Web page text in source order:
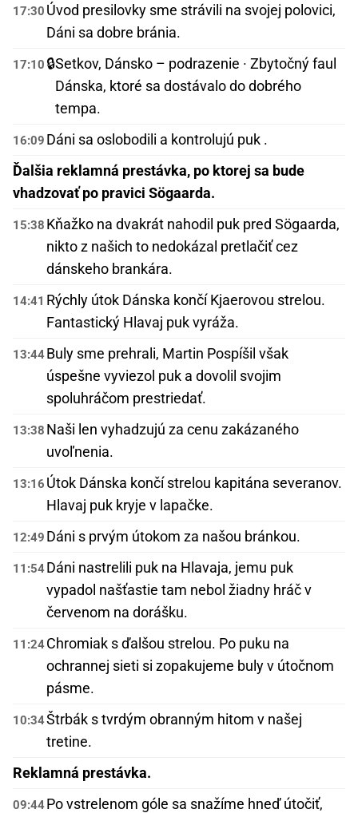
17:30 Úvod presilovky sme strávili na svojej polovici,
Dáni sa dobre bránia.
17:10 🔒Setkov, Dánsko – podrazenie · Zbytočný faul
Dánska, ktoré sa dostávalo do dobrého
tempa.
16:09 Dáni sa oslobodili a kontrolujú puk .
Ďalšia reklamná prestávka, po ktorej sa bude
vhadzovať po pravici Sögaarda.
15:38 Kňažko na dvakrát nahodil puk pred Sögaarda,
nikto z našich to nedokázal pretlačiť cez
dánskeho brankára.
14:41 Rýchly útok Dánska končí Kjaerovou strelou.
Fantastický Hlavaj puk vyráža.
13:44Buly sme prehrali, Martin Pospíšil však
úspešne vyviezol puk a dovolil svojim
spoluhráčom prestriedať.
13:38 Naši len vyhadzujú za cenu zakázaného
uvoľnenia.
13:16 Útok Dánska končí strelou kapitána severanov.
Hlavaj puk kryje v lapačke.
12:49 Dáni s prvým útokom za našou bránkou.
11:54Dáni nastrelili puk na Hlavaja, jemu puk
vypadol našťastie tam nebol žiadny hráč v
červenom na dorášku.
11:24Chromiak s ďalšou strelou. Po puku na
ochrannej sieti si zopakujeme buly v útočnom
pásme.
10:34Štrbák s tvrdým obranným hitom v našej
tretine.
Reklamná prestávka.
09:44Po vstrelenom góle sa snažíme hneď útočiť,